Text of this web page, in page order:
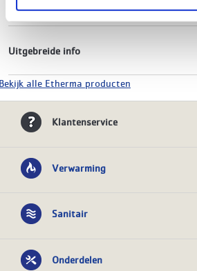
Uitgebreide info
alle Etherma producten
Klantenservice
Verwarming
Sanitair
Onderdelen